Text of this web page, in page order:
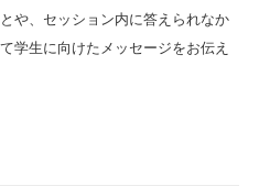
や、セッション内に答えられなか
学生に向けたメッセージをお伝え